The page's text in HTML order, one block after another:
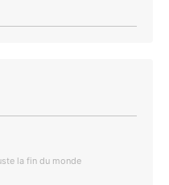
la fin du monde